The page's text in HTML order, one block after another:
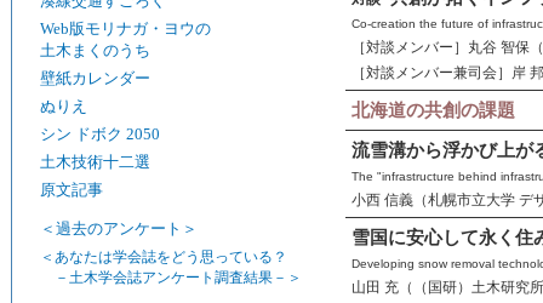
Web版モリナガ・ヨウの
土木まくのうち
壁紙カレンダー
ぬりえ
シン ドボク 2050
土木技術十二選
原文記事
＜過去のアンケート＞
＜あなたは学会誌をどう思っている？
－土木学会誌アンケート調査結果－＞
Co-creation the future of
［対談メンバー］丸谷 智保
［対談メンバー兼司会］岸
北海道の共創の課題
流雪溝から浮かび上が
The "infrastructure behind
小西 信義（札幌市立大学 デ
雪国に安心して永く住
Developing snow removal
山田 充（（国研）土木研究